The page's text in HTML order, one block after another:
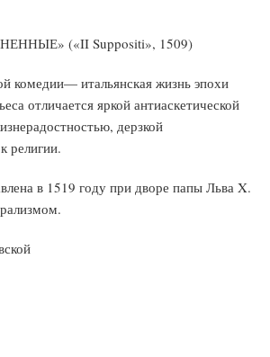
(«II Suppositi», 1509)
комедии— итальянская жизнь эпохи
отличается яркой антиаскетической
дерзкой
религии.
в 1519 году при дворе папы Льва X.